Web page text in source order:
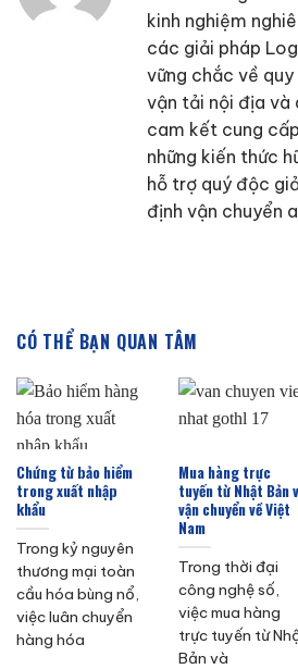
kinh nghiệm
các giải pháp
vững chắc về quy
vận tải nội địa và
cam kết cung
những kiến thức
hỗ trợ quý độc
định vận chuyển
CÓ THỂ BẠN QUAN TÂM
Chứng từ bảo hiểm
trong xuất nhập
khẩu
Trong kỷ nguyên
thương mại toàn
cầu hóa bùng nổ,
việc luân chuyển
hàng hóa
Mua hàng trực
tuyến từ Nhật Bản
vận chuyển về Việt
Nam
Trong thời đại
công nghệ số,
việc mua hàng
trực tuyến từ
Bản và